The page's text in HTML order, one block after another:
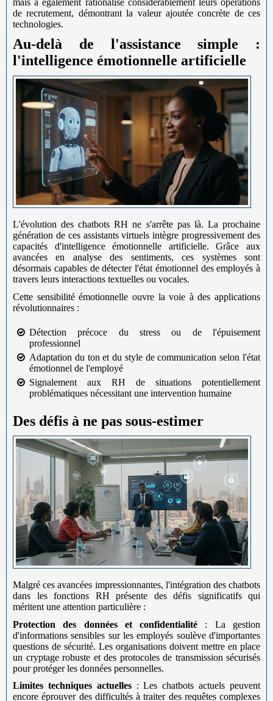
de recrutement, démontrant la valeur ajoutée concrète de ces
technologies.
Au-delà de l'assistance simple :
l'intelligence émotionnelle artificielle
L'évolution des chatbots RH ne s'arrête pas là. La prochaine
génération de ces assistants virtuels intègre progressivement des
capacités d'intelligence émotionnelle artificielle. Grâce aux
avancées en analyse des sentiments, ces systèmes sont
désormais capables de détecter l'état émotionnel des employés à
travers leurs interactions textuelles ou vocales.
Cette sensibilité émotionnelle ouvre la voie à des applications
révolutionnaires :
Détection précoce du stress ou de l'épuisement
professionnel
Adaptation du ton et du style de communication selon l'état
émotionnel de l'employé
Signalement aux RH de situations potentiellement
problématiques nécessitant une intervention humaine
Des défis à ne pas sous-estimer
Malgré ces avancées impressionnantes, l'intégration des chatbots
dans les fonctions RH présente des défis significatifs qui
méritent une attention particulière :
Protection des données et confidentialité : La gestion
d'informations sensibles sur les employés soulève d'importantes
questions de sécurité. Les organisations doivent mettre en place
un cryptage robuste et des protocoles de transmission sécurisés
pour protéger les données personnelles.
Limites techniques actuelles: Les chatbots actuels peuvent
encore éprouver des difficultés à traiter des requêtes complexes